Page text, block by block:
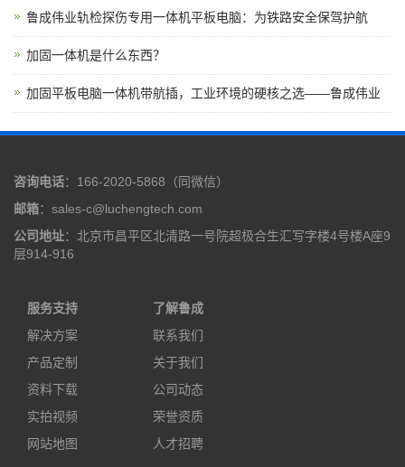
鲁成伟业轨检探伤专用一体机平板电脑：为铁路安全保驾护航
加固一体机是什么东西？
加固平板电脑一体机带航插，工业环境的硬核之选——鲁成伟业
咨询电话：166-2020-5868（同微信）
邮箱：sales-c@luchengtech.com
公司地址：北京市昌平区北清路一号院超极合生汇写字楼4号楼A座9
层914-916
服务支持
解决方案
产品定制
资料下载
实拍视频
网站地图
了解鲁成
联系我们
关于我们
公司动态
荣誉资质
人才招聘